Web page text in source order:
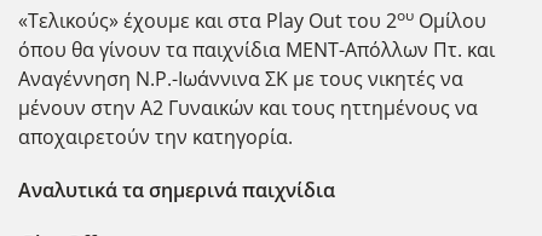
«Τελικούς» έχουμε και στα Play Out του 2ου Ομίλου
όπου θα γίνουν τα παιχνίδια ΜΕΝΤ-Απόλλων Πτ. και
Αναγέννηση Ν.Ρ.-Ιωάννινα ΣΚ με τους νικητές να
μένουν στην Α2 Γυναικών και τους ηττημένους να
αποχαιρετούν την κατηγορία.
Αναλυτικά τα σημερινά παιχνίδια